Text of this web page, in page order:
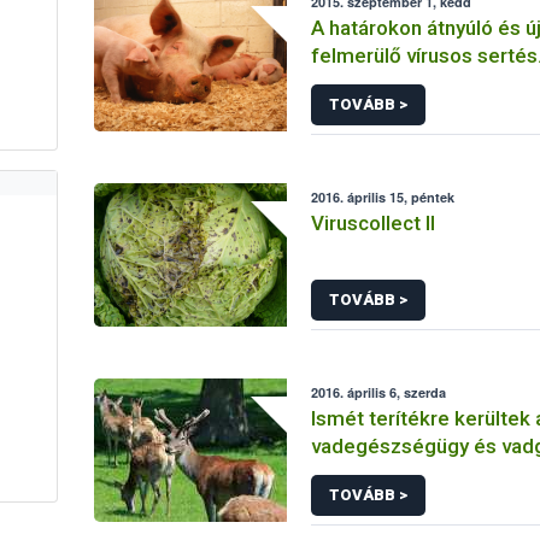
A határokon átnyúló és
felmerülő vírusos sertés
megbetegedések
felügyelete Közép-
TOVÁBB >
2016. április 15, péntek
Viruscollect II
TOVÁBB >
2016. április 6, szerda
Ismét terítékre kerültek
vadegészségügy és
aktuális kérdései
TOVÁBB >